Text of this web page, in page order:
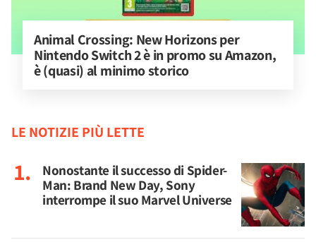
Animal Crossing: New Horizons per
Nintendo Switch 2 è in promo su Amazon,
è (quasi) al minimo storico
LE NOTIZIE PIÙ LETTE
Nonostante il successo di Spider-
Man: Brand New Day, Sony
interrompe il suo Marvel Universe